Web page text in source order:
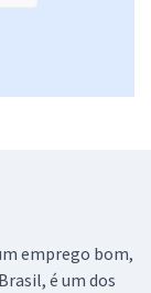
emprego bom,
é um dos